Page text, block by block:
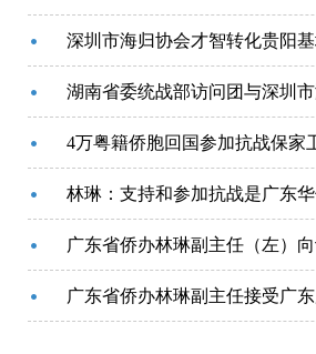
深圳市海归协会才智转化贵阳
湖南省委统战部访问团与深圳
4万粤籍侨胞回国参加抗战保
林琳：支持和参加抗战是广东
广东省侨办林琳副主任（左）
广东省侨办林琳副主任接受广